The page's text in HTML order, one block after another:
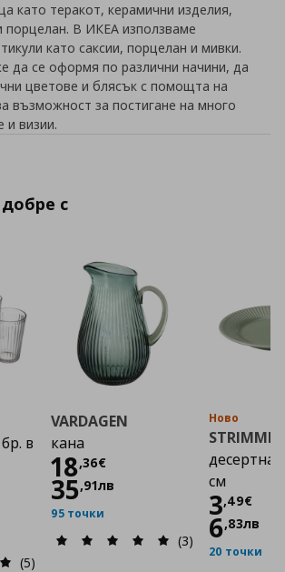
като теракот, керамични изделия,
порцелан. В ИКЕА използваме
като саксии, порцелан и мивки.
да се оформя по различни начини, да
цветове и блясък с помощта на
възможност за постигане на много
и визии.
с
в
(5)
VARDAGEN
кана
18,36€
Цена 18,36 €
35,91лв
95 точки
(3)
Ново
STRIMMIG
десертна
см
3,49€
Цена
6,83лв
20 точки